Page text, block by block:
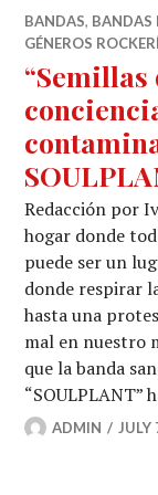
BANDAS, BANDAS
GÉNEROS
“Semillas
Redacción por
hogar donde
puede ser un
donde respirar
hasta una
mal en nuestro
que la banda
“SOULPLANT”
ADMIN JULY